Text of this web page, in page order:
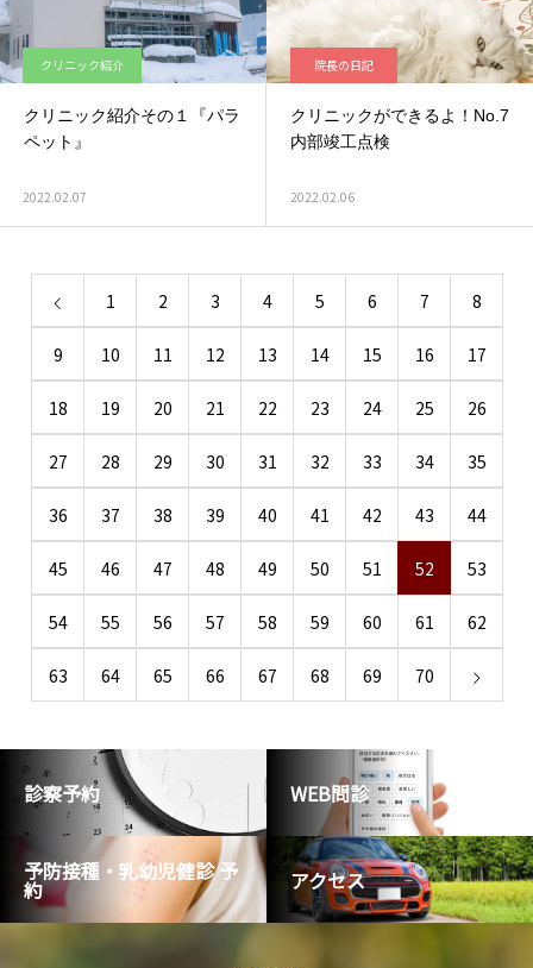
クリニック紹介
クリニック紹介その１『パラ
ペット』
2022.02.07
院長の日記
クリニックができるよ！No.7
内部竣工点検
2022.02.06
1 2 3 4 5 6 7 8
9 10 11 12 13 14 15 16 17
18 19 20 21 22 23 24 25 26
27 28 29 30 31 32 33 34 35
36 37 38 39 40 41 42 43 44
45 46 47 48 49 50 51 52 53
54 55 56 57 58 59 60 61 62
63 64 65 66 67 68 69 70
診察予約 WEB問診
予防接種・乳幼児健診 予
約 アクセス